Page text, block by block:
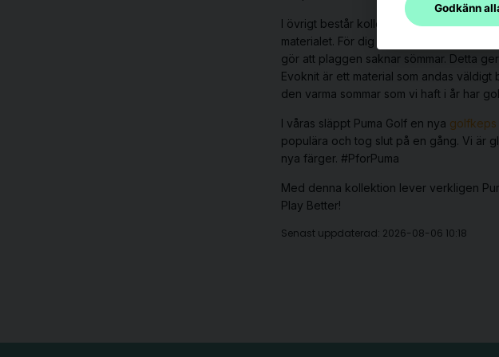
I övrigt består kollektionen av flera nya
materialet. För dig som inte har hunnit
gör att plaggen saknar sömmar. Detta
Evoknit är ett material som andas
den varma sommar som vi haft i år har
I våras släppt Puma Golf en nya golfkeps
populära och tog slut på en gång. Vi är
nya färger. #PforPuma
Med denna kollektion lever verkligen
Play Better!
Senast uppdaterad: 2026-08-06 10:18
Godkänn